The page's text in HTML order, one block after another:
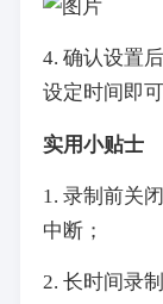
4. 确认设置
设定时间即
实用小贴士
1. 录制前关
中断；
2. 长时间录